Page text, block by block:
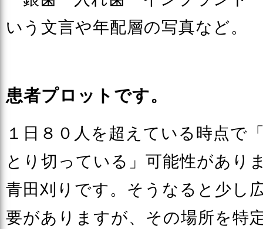
いう文言や年配層の写真など。
患者プロットです。
１日８０人を超えている時点で
とり切っている」可能性があり
青田刈りです。そうなると少し
要がありますが、その場所を特